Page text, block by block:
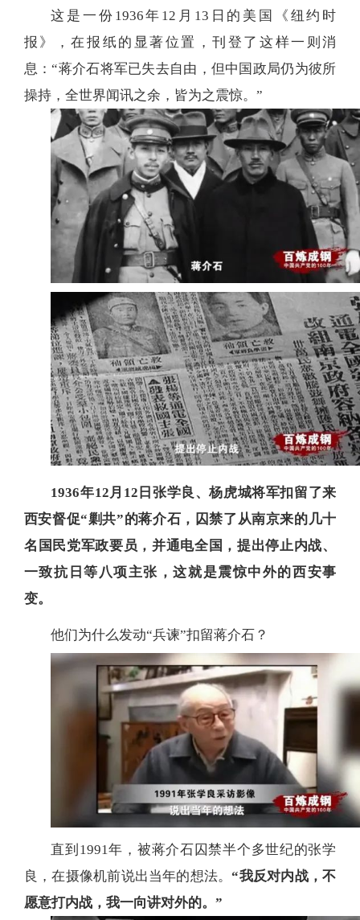
这是一份1936年12月13日的美国《纽约时
报》，在报纸的显著位置，刊登了这样一则消
息：“蒋介石将军已失去自由，但中国政局仍为彼所
操持，全世界闻讯之余，皆为之震惊。”
1936年12月12日张学良、杨虎城将军扣留了来
西安督促“剿共”的蒋介石，囚禁了从南京来的几十
名国民党军政要员，并通电全国，提出停止内战、
一致抗日等八项主张，这就是震惊中外的西安事
变。
他们为什么发动“兵谏”扣留蒋介石？
直到1991年，被蒋介石囚禁半个多世纪的张学
良，在摄像机前说出当年的想法。“我反对内战，不
愿意打内战，我一向讲对外的。”